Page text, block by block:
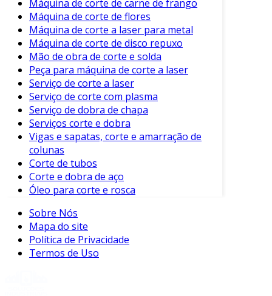
industrial. Assim, as empresas poderão se
adaptar a um mercado em constante evolução
e atender às exigências crescentes de seus
clientes.
Máquina de corte de carne de frango
Máquina de corte de flores
Máquina de corte a laser para metal
Máquina de corte de disco repuxo
Mão de obra de corte e solda
Peça para máquina de corte a laser
Serviço de corte a laser
Serviço de corte com plasma
Serviço de dobra de chapa
Serviços corte e dobra
Vigas e sapatas, corte e amarração de
colunas
Corte de tubos
Corte e dobra de aço
Óleo para corte e rosca
Sobre Nós
Mapa do site
Política de Privacidade
Termos de Uso